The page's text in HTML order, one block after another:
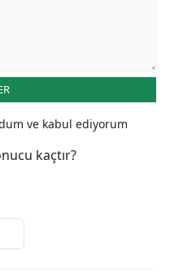
ve kabul ediyorum
kaçtır?